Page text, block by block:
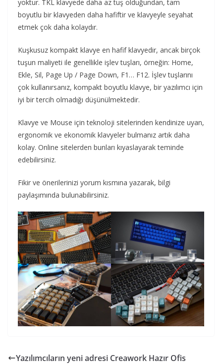
yoktur. TKL klavyede daha az tuş olduğundan, tam
boyutlu bir klavyeden daha hafiftir ve klavyeyle seyahat
etmek çok daha kolaydır.
Kuşkusuz kompakt klavye en hafif klavyedir, ancak birçok
tuşun maliyeti ile genellikle işlev tuşları, örneğin: Home,
Ekle, Sil, Page Up / Page Down, F1… F12. İşlev tuşlarını
çok kullanırsanız, kompakt boyutlu klavye, bir yazılımcı için
iyi bir tercih olmadığı düşünülmektedir.
Klavye ve Mouse için teknoloji sitelerinden kendinize uyan,
ergonomik ve ekonomik klavyeler bulmanız artık daha
kolay. Online sitelerden bunları kıyaslayarak teminde
edebilirsiniz.
Fikir ve önerilerinizi yorum kısmına yazarak, bilgi
paylaşımında bulunabilirsiniz.
Yazılımcıların yeni adresi Creawork Hazır Ofis